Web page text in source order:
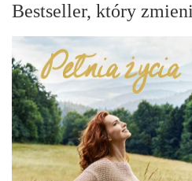
Bestseller, który